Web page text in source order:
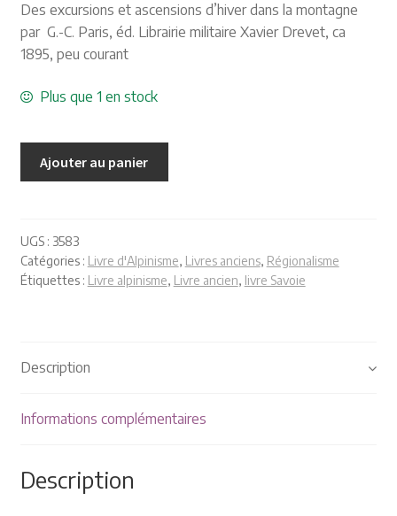
Gravure
Nos prochaines manifestations
Des excursions et ascensions d’hiver dans la montagne
par G.-C. Paris, éd. Librairie militaire Xavier Drevet, ca
1895, peu courant
Plus que 1 en stock
Ajouter au panier
UGS : 3583
Catégories : Livre d'Alpinisme, Livres anciens, Régionalisme
Étiquettes : Livre alpinisme, Livre ancien, livre Savoie
Description
Informations complémentaires
Description